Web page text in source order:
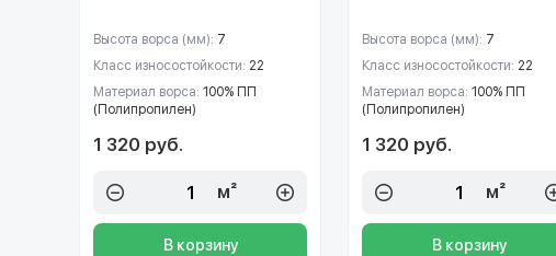
Высота ворса (мм): 7
Класс износостойкости: 22
Материал ворса: 100% ПП
(Полипропилен)
1 320 руб.
м²
В корзину
Высота ворса (мм): 7
Класс износостойкости: 22
Материал ворса: 100% ПП
(Полипропилен)
1 320 руб.
м²
В корзину